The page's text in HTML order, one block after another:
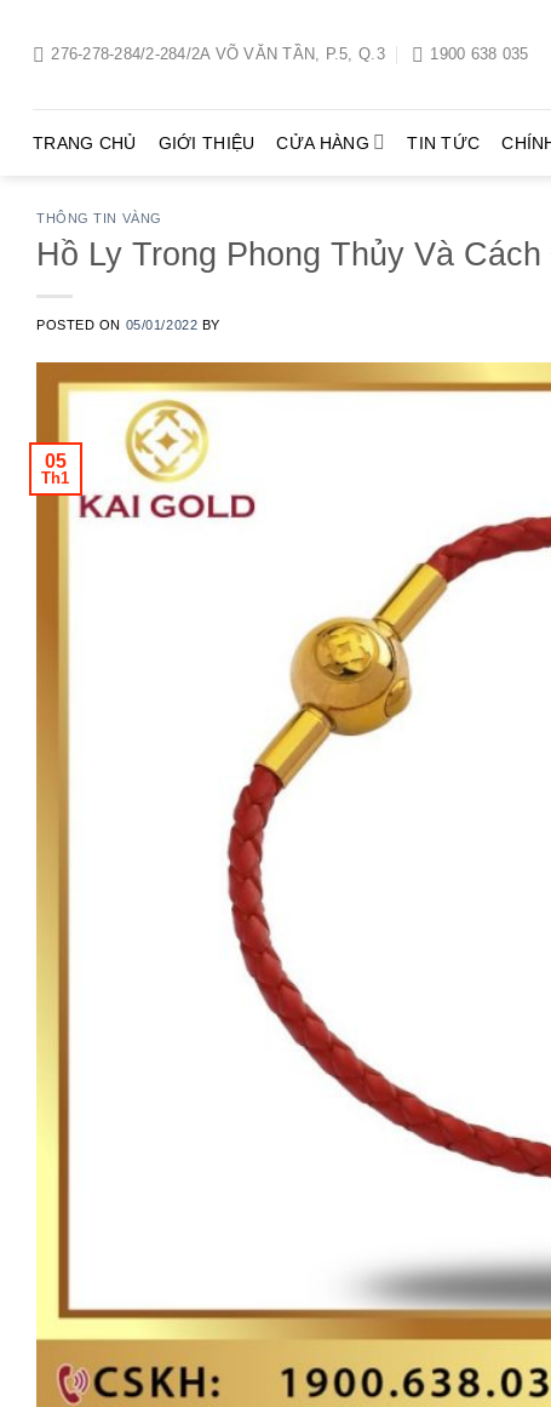
dung
276-278-284/2-284/2A VÕ VĂN TẦN, P.5, Q.3 1900 638 035
TRANG CHỦ GIỚI THIỆU CỬA HÀNG TIN TỨC
THÔNG TIN VÀNG
Hồ Ly Trong Phong Thủy Và
POSTED ON 05/01/2022 BY
05
Th1